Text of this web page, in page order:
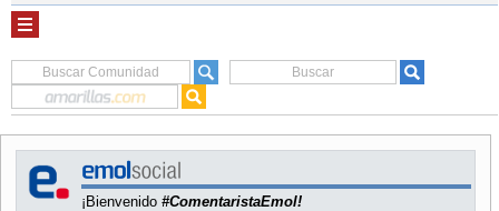
¡Bienvenido #ComentaristaEmol!